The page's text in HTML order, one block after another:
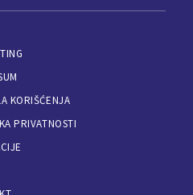
KORIŠĆENJA
PRIVATNOSTI